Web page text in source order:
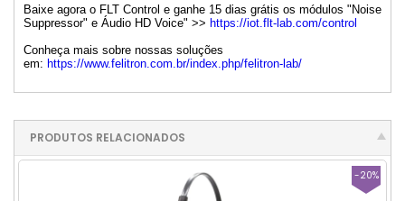
Baixe agora o FLT Control e ganhe 15 dias grátis os módulos "Noise
Suppressor" e Áudio HD Voice" >> https://iot.flt-lab.com/control
Conheça mais sobre nossas soluções
em: https://www.felitron.com.br/index.php/felitron-lab/
PRODUTOS RELACIONADOS
-20%